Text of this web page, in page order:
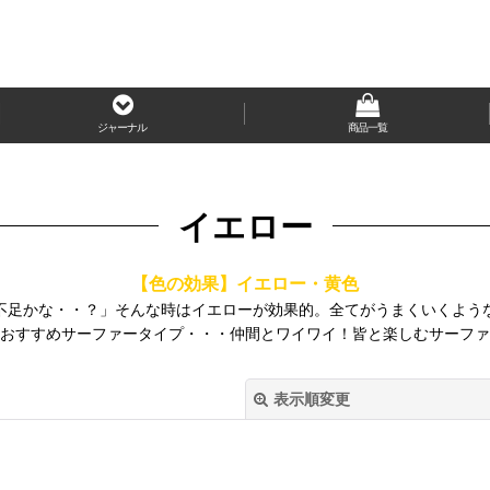
ジャーナル 商品一覧
イエロー
【色の効果】イエロー・黄色
かな・・？」そんな時はイエローが効果的。全てがうまくいくよう
すすめサーファータイプ・・・仲間とワイワイ！皆と楽しむサーフ
表示順変更